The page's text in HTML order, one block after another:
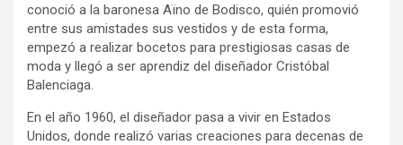
conoció a la baronesa Aïno de Bodisco, quién promovió
entre sus amistades sus vestidos y de esta forma,
empezó a realizar bocetos para prestigiosas casas de
moda y llegó a ser aprendiz del diseñador Cristóbal
Balenciaga.
En el año 1960, el diseñador pasa a vivir en Estados
Unidos, donde realizó varias creaciones para decenas de